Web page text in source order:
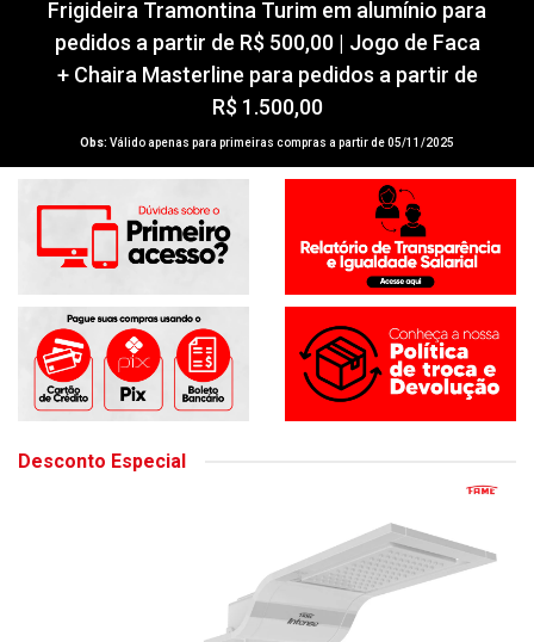
Frigideira Tramontina Turim em alumínio para
pedidos a partir de R$ 500,00 | Jogo de Faca
+ Chaira Masterline para pedidos a partir de
R$ 1.500,00
Obs: Válido apenas para primeiras compras a partir de 05/11/2025
Desconto Especial